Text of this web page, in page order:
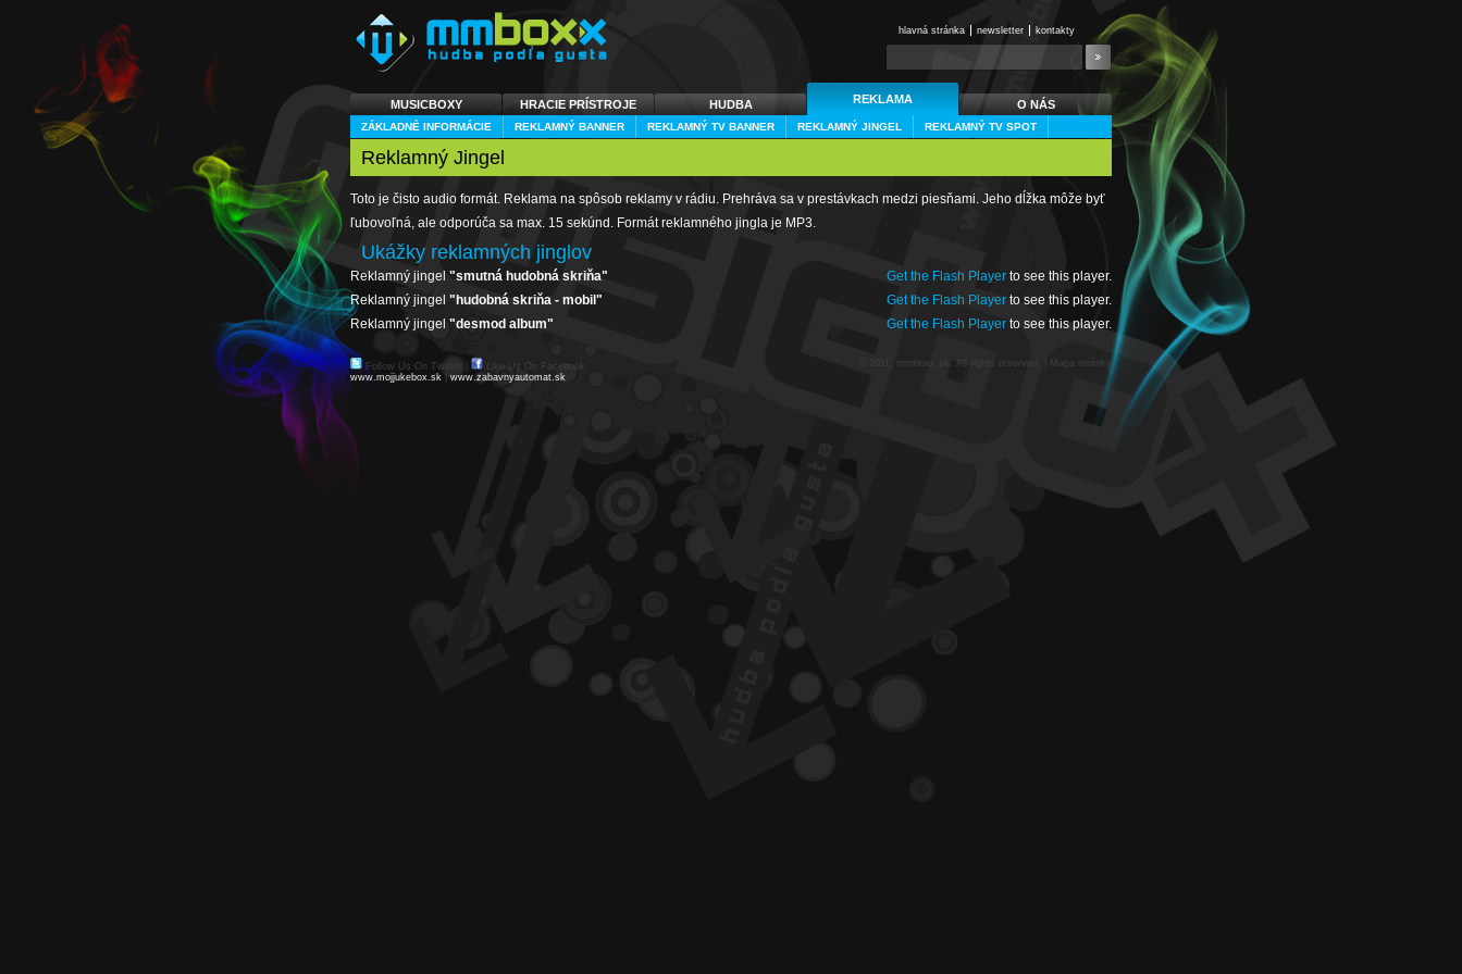
hlavná stránka newsletter kontakty
MUSICBOXY HRACIE PRÍSTROJE HUDBA REKLAMA O NÁS
ZÁKLADNÉ INFORMÁCIE REKLAMNÝ BANNER REKLAMNÝ TV BANNER REKLAMNÝ JINGEL REKLAMNÝ TV SPOT
Reklamný Jingel
Toto je čisto audio formát. Reklama na spôsob reklamy v rádiu. Prehráva sa v prestávkach medzi piesňami. Jeho dĺžka môže byť
ľubovoľná, ale odporúča sa max. 15 sekúnd. Formát reklamného jingla je MP3.
Ukážky reklamných jinglov
Get the Flash Player to see this player.
Reklamný jingel "smutná hudobná skriňa"
Get the Flash Player to see this player.
Reklamný jingel "hudobná skriňa - mobil"
Get the Flash Player to see this player.
Reklamný jingel "desmod album"
Follow Us On Twitter Like Us On Facebook © 2011, mmboxx.sk. All rights reserved. |
Mapa stránky
www.mojjukebox.sk |www.zabavnyautomat.sk